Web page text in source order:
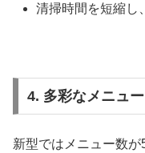
清掃時間を短縮し
4. 多彩なメニュ
新型ではメニュー数が